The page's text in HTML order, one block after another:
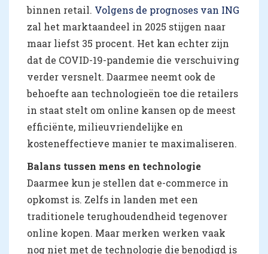
binnen retail. Volgens de prognoses van ING
zal het marktaandeel in 2025 stijgen naar
maar liefst 35 procent. Het kan echter zijn
dat de COVID-19-pandemie die verschuiving
verder versnelt. Daarmee neemt ook de
behoefte aan technologieën toe die retailers
in staat stelt om online kansen op de meest
efficiënte, milieuvriendelijke en
kosteneffectieve manier te maximaliseren.
Balans tussen mens en technologie
Daarmee kun je stellen dat e-commerce in
opkomst is. Zelfs in landen met een
traditionele terughoudendheid tegenover
online kopen. Maar merken werken vaak
nog niet met de technologie die benodigd is